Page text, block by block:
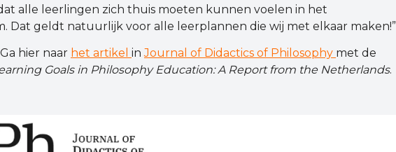
alle leerlingen zich thuis moeten kunnen voelen in het
Dat geldt natuurlijk voor alle leerplannen die wij met elkaar maken!”
hier naar het artikel inJournal of Didactics of Philosophy met de
Goals in Philosophy Education: A Report from the Netherlands.